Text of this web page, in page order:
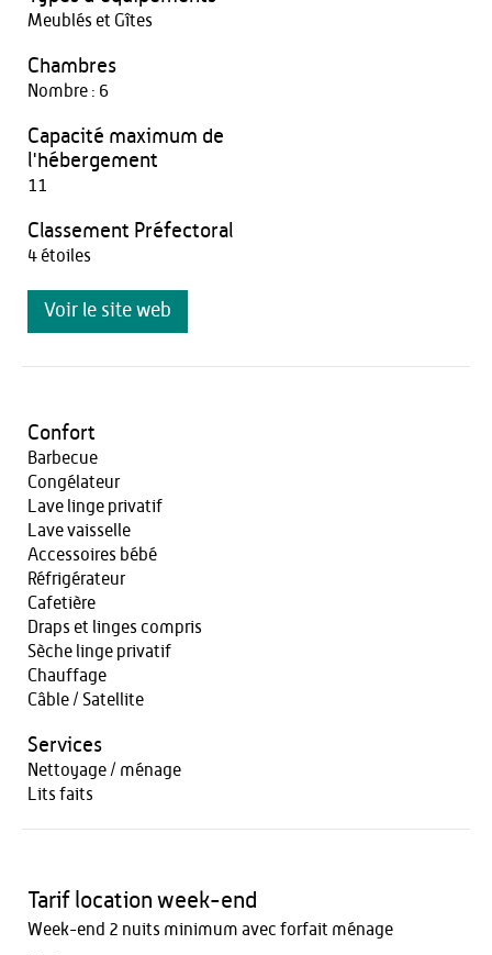
Meublés et Gîtes
Chambres
Nombre : 6
Capacité maximum de
l'hébergement
11
Classement Préfectoral
4 étoiles
Voir le site web
Confort
Barbecue
Congélateur
Lave linge privatif
Lave vaisselle
Accessoires bébé
Réfrigérateur
Cafetière
Draps et linges compris
Sèche linge privatif
Chauffage
Câble / Satellite
Services
Nettoyage / ménage
Lits faits
Tarif location week-end
Week-end 2 nuits minimum avec forfait ménage